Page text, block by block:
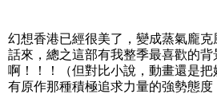
幻想香港已經很美了，變成蒸氣龐
話來，總之這部有我整季最喜歡的
啊！！！（但對比小說，動畫還是
有原作那種積極追求力量的強勢態